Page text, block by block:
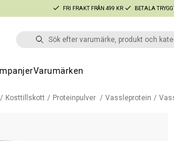
FRI FRAKT FRÅN 499 KR BETALA
Varumärken
Kosttillskott Proteinpulver Vassleprotein